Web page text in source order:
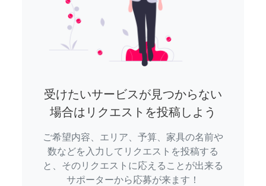
受けたいサービスが見つからない
場合はリクエストを投稿しよう
ご希望内容、エリア、予算、家具の名前や
数などを入力してリクエストを投稿する
と、そのリクエストに応えることが出来る
サポーターから応募が来ます！